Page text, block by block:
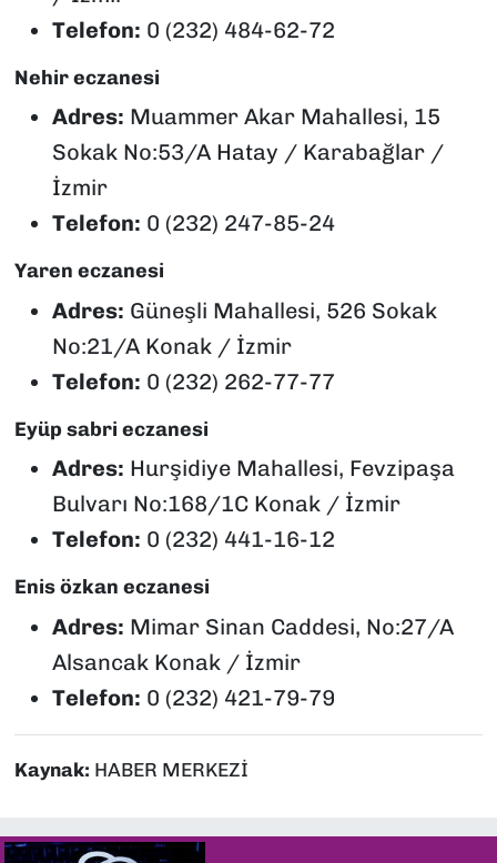
Telefon: 0 (232) 484-62-72
Nehir eczanesi
Adres: Muammer Akar Mahallesi, 15
Sokak No:53/A Hatay / Karabağlar /
İzmir
Telefon: 0 (232) 247-85-24
Yaren eczanesi
Adres: Güneşli Mahallesi, 526 Sokak
No:21/A Konak / İzmir
Telefon: 0 (232) 262-77-77
Eyüp sabri eczanesi
Adres: Hurşidiye Mahallesi, Fevzipaşa
Bulvarı No:168/1C Konak / İzmir
Telefon: 0 (232) 441-16-12
Enis özkan eczanesi
Adres: Mimar Sinan Caddesi, No:27/A
Alsancak Konak / İzmir
Telefon: 0 (232) 421-79-79
Kaynak: HABER MERKEZİ